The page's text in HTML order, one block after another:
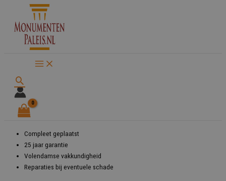
naar
Zoeken
Compleet geplaatst
25 jaar garantie
Volendamse vakkundigheid
Reparaties bij eventuele schade